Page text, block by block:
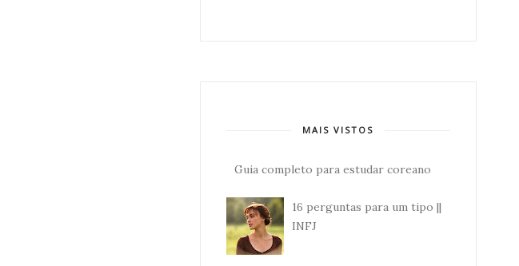
MAIS VISTOS
Guia completo para estudar coreano
16 perguntas para um tipo ||
INFJ